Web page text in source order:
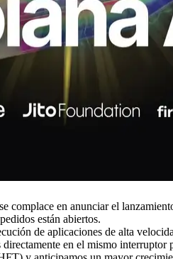
en anunciar el
están abiertos.
de aplicaciones de alta
en el mismo